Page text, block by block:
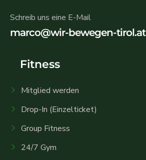
Schreib uns eine E-Mail
marco@wir-bewegen-tirol.at
Fitness
Mitglied werden
Drop-In (Einzelticket)
Group Fitness
24/7 Gym